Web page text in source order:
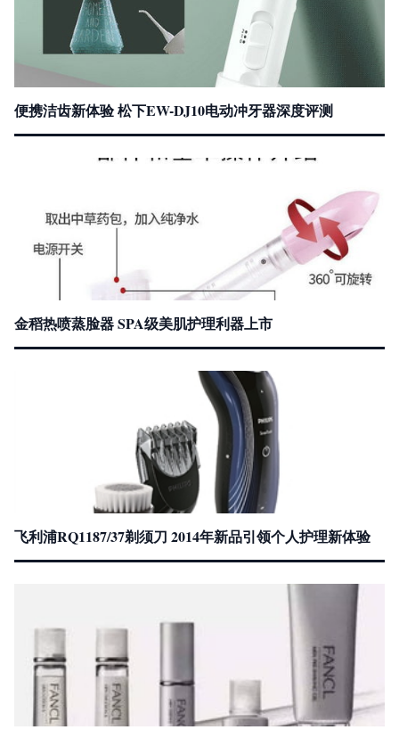
便携洁齿新体验 松下EW-DJ10电动冲牙器深度评测
金稻热喷蒸脸器 SPA级美肌护理利器上市
飞利浦RQ1187/37剃须刀 2014年新品引领个人护理新体验